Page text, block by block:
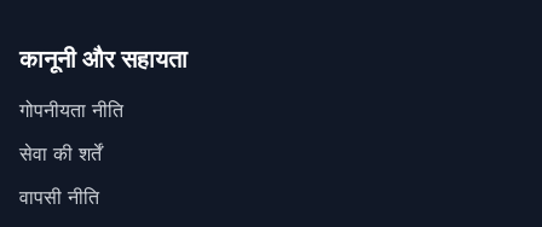
कानूनी और सहायता
गोपनीयता नीति
सेवा की शर्तें
वापसी नीति